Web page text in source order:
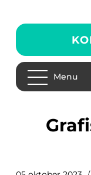
Menu
grafisk formgivare